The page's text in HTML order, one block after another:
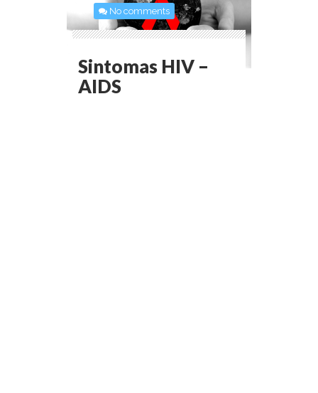
No comments
Sintomas HIV –
AIDS